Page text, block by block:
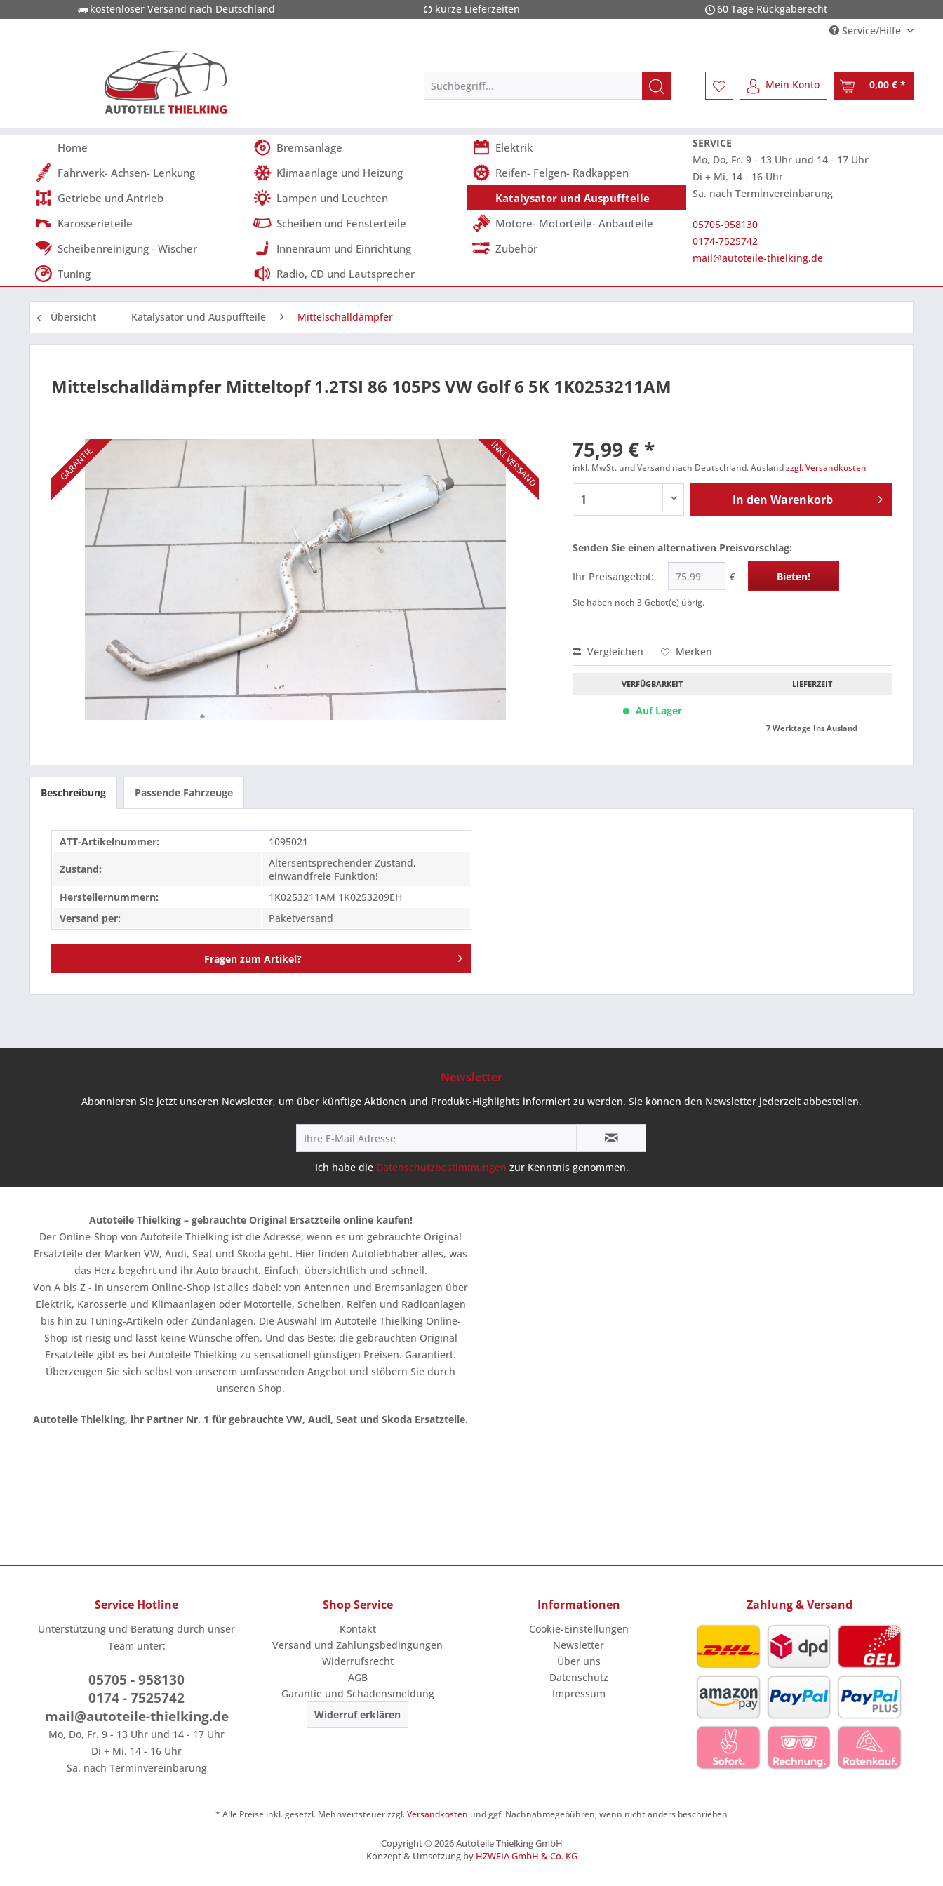
kostenloser Versand nach Deutschland kurze Lieferzeiten
60 Tage Rückgaberecht
Service/Hilfe
Mein Konto 0,00 € *
Home Bremsanlage
Elektrik
Fahrwerk- Achsen- Lenkung
Klimaanlage und Heizung
Reifen- Felgen- Radkappen
Getriebe und Antrieb
Lampen und Leuchten
Katalysator und Auspuffteile
Karosserieteile
Scheiben und Fensterteile
Motore- Motorteile- Anbauteile
Scheibenreinigung - Wischer
Innenraum und Einrichtung
Zubehör
Tuning
Radio, CD und Lautsprecher
SERVICE
Mo, Do, Fr. 9 - 13 Uhr und 14 - 17 Uhr
Di + Mi. 14 - 16 Uhr
Sa. nach Terminvereinbarung
05705-958130
0174-7525742
mail@autoteile-thielking.de
Übersicht Katalysator und Auspuffteile Mittelschalldämpfer
Mittelschalldämpfer Mitteltopf 1.2TSI 86 105PS VW Golf 6 5K 1K0253211AM
GARANTIE INKL VERSAND 75,99 € *
inkl. MwSt. und Versand nach Deutschland. Auslandzzgl. Versandkosten
In den Warenkorb
Senden Sie einen alternativen Preisvorschlag:
Ihr Preisangebot: € Bieten!
Sie haben noch 3Gebot(e) übrig.
Vergleichen Merken
VERFÜGBARKEIT
Auf Lager
LIEFERZEIT
7 Werktage Ins Ausland
Beschreibung Passende Fahrzeuge
ATT-Artikelnummer: 1095021
Zustand:
Altersentsprechender Zustand,
einwandfreie Funktion!
Herstellernummern:
1K0253211AM 1K0253209EH
Versand per:
Paketversand
Fragen zum Artikel?
Service Hotline
Unterstützung und Beratung durch unser
Team unter:
05705 - 958130
0174 - 7525742
mail@autoteile-thielking.de
Mo, Do, Fr. 9 - 13 Uhr und 14 - 17 Uhr
Di + Mi. 14 - 16 Uhr
Sa. nach Terminvereinbarung
Shop Service
Kontakt
Versand und Zahlungsbedingungen
Widerrufsrecht
AGB
Garantie und Schadensmeldung
Widerruf erklären
Informationen
Cookie-Einstellungen
Newsletter
Über uns
Datenschutz
Impressum
Zahlung & Versand
Newsletter
Abonnieren Sie jetzt unseren Newsletter, um über künftige Aktionen und Produkt-Highlights informiert zu werden. Sie können den Newsletter jederzeit abbestellen.
Ich habe die Datenschutzbestimmungen zur Kenntnis genommen.
Autoteile Thielking – gebrauchte Original Ersatzteile online kaufen!
Der Online-Shop von Autoteile Thielking ist die Adresse, wenn es um gebrauchte Original
Ersatzteile der Marken VW, Audi, Seat und Skoda geht. Hier finden Autoliebhaber alles, was
das Herz begehrt und ihr Auto braucht. Einfach, übersichtlich und schnell.
Von A bis Z - in unserem Online-Shop ist alles dabei: von Antennen und Bremsanlagen über
Elektrik, Karosserie und Klimaanlagen oder Motorteile, Scheiben, Reifen und Radioanlagen
bis hin zu Tuning-Artikeln oder Zündanlagen. Die Auswahl im Autoteile Thielking Online-
Shop ist riesig und lässt keine Wünsche offen. Und das Beste: die gebrauchten Original
Ersatzteile gibt es bei Autoteile Thielking zu sensationell günstigen Preisen. Garantiert.
Überzeugen Sie sich selbst von unserem umfassenden Angebot und stöbern Sie durch
unseren Shop.
Autoteile Thielking, ihr Partner Nr. 1 für gebrauchte VW, Audi, Seat und Skoda Ersatzteile.
* Alle Preise inkl. gesetzl. Mehrwertsteuer zzgl.Versandkosten und ggf. Nachnahmegebühren, wenn nicht anders beschrieben
Copyright © 2026 Autoteile Thielking GmbH
Konzept & Umsetzung by HZWEIA GmbH & Co. KG